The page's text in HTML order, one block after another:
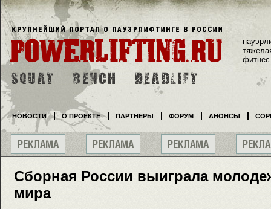
Сборная России выиграла
мира
фитнес
НОВОСТИ О ПРОЕКТЕ ПАРТНЕРЫ ФОРУМ АНОНСЫ